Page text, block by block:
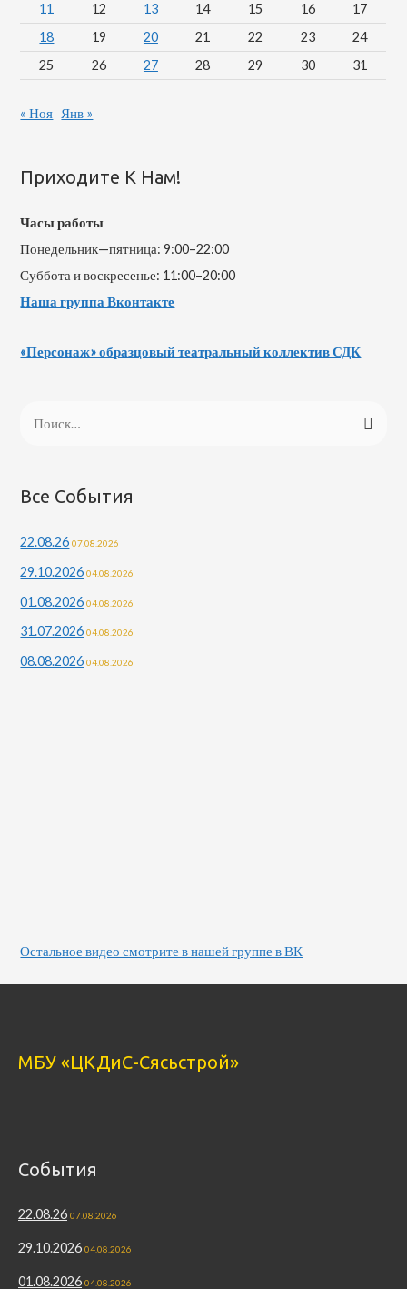
11
12 13 14 15 16
17
18
19 20 21 22 23
24
25
26 27 28 29 30 31
« Ноя Янв »
Приходите К Нам!
Часы работы
Понедельник—пятница: 9:00–22:00
Суббота и воскресенье: 11:00–20:00
Наша группа Вконтакте
«Персонаж» образцовый театральный коллектив СДК
т
:
Все События
22.08.26 07.08.2026
29.10.2026 04.08.2026
01.08.2026 04.08.2026
31.07.2026 04.08.2026
08.08.2026 04.08.2026
Остальное видео смотрите в нашей группе в ВК
МБУ «ЦКДиС-Сясьстрой»
События
22.08.26 07.08.2026
29.10.2026 04.08.2026
01.08.2026 04.08.2026